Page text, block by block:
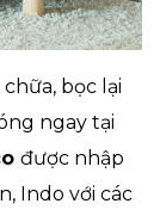
bọc lại
ngay tại
được nhập
Indo với các